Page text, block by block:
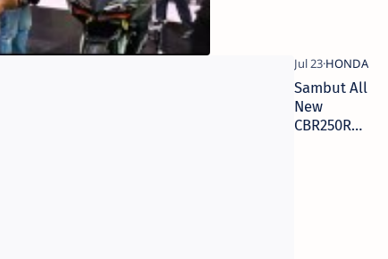
Sambut All
New
CBR250RR,